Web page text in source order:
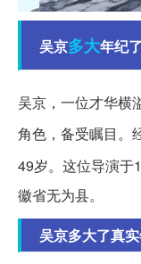
吴京多大年纪
吴京，一位才华横
角色，备受瞩目。
49岁。这位导演于
徽省无为县。
吴京多大了真